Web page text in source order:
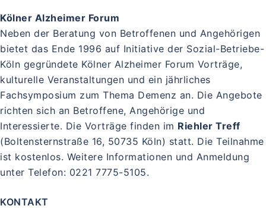
Kölner Alzheimer Forum
Neben der Beratung von Betroffenen und Angehörigen
bietet das Ende 1996 auf Initiative der Sozial-Betriebe-
Köln gegründete Kölner Alzheimer Forum Vorträge,
kulturelle Veranstaltungen und ein jährliches
Fachsymposium zum Thema Demenz an. Die Angebote
richten sich an Betroffene, Angehörige und
Interessierte. Die Vorträge finden im Riehler Treff
(Boltensternstraße 16, 50735 Köln) statt. Die Teilnahme
ist kostenlos. Weitere Informationen und Anmeldung
unter Telefon: 0221 7775-5105.
KONTAKT